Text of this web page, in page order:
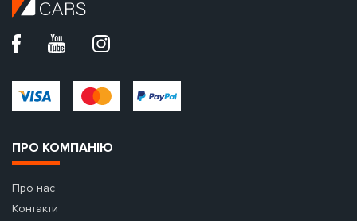
ПРО КОМПАНІЮ
Про нас
Контакти